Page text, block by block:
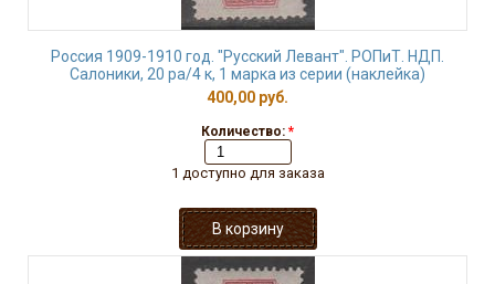
Россия 1909-1910 год. "Русский Левант". РОПиТ. НДП.
Салоники, 20 ра/4 к, 1 марка из серии (наклейка)
400,00 руб.
Количество: *
1 доступно для заказа